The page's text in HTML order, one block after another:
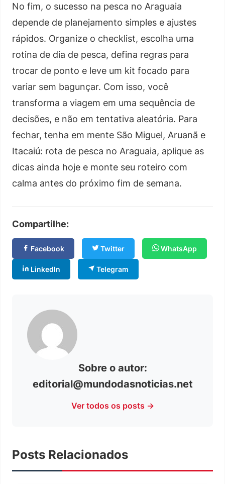
No fim, o sucesso na pesca no Araguaia
depende de planejamento simples e ajustes
rápidos. Organize o checklist, escolha uma
rotina de dia de pesca, defina regras para
trocar de ponto e leve um kit focado para
variar sem bagunçar. Com isso, você
transforma a viagem em uma sequência de
decisões, e não em tentativa aleatória. Para
fechar, tenha em mente São Miguel, Aruanã e
Itacaiú: rota de pesca no Araguaia, aplique as
dicas ainda hoje e monte seu roteiro com
calma antes do próximo fim de semana.
Compartilhe:
Facebook Twitter WhatsApp
LinkedIn Telegram
Sobre o autor:
editorial@mundodasnoticias.net
Ver todos os posts →
Posts Relacionados